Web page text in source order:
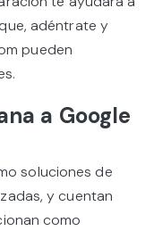
adéntrate y
pueden
a Google
soluciones de
y cuentan
como